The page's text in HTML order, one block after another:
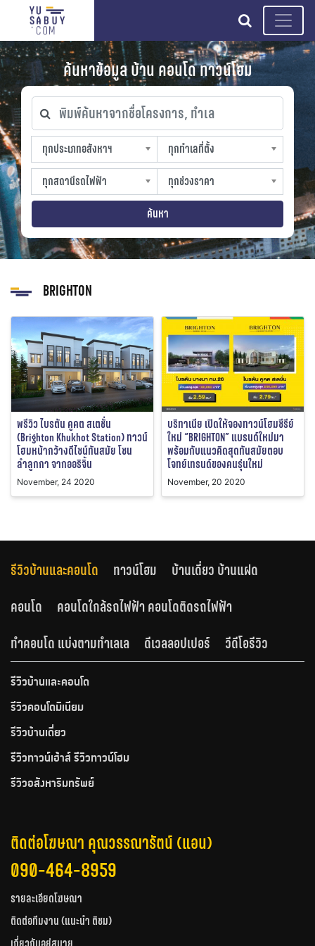
search
ค้นหาข้อมูล บ้าน คอนโด ทาวน์โฮม
พิมพ์ค้นหาจากชื่อโครงการ, ทำเล
ทุกประเภทอสังหาฯ
ทุกประเภทอสังหาฯ
sproperty
ทุกทำเลที่ตั้ง
ทุกทำเลที่ตั้ง
slocation
ทุกสถานีรถไฟฟ้า
ทุกสถานีรถไฟฟ้า
strain-station
ทุกช่วงราคา
ทุกช่วงราคา
sprice
ค้นหา
BRIGHTON
พรีวิว ไบรตัน คูคต สเตชั่น
(Brighton Khukhot Station) ทาวน์
โฮมหน้ากว้างดีไซน์ทันสมัย โซน
ลำลูกกา จากออริจิ้น
November, 24 2020
บริทาเนีย เปิดให้จองทาวน์โฮมซีรีย์
ใหม่ “BRIGHTON” แบรนด์ใหม่มา
พร้อมกับแนวคิดสุดทันสมัยตอบ
โจทย์เทรนด์ของคนรุ่นใหม่
November, 20 2020
รีวิวบ้านและคอนโด ทาวน์โฮม
บ้านเดี่ยว บ้านแฝด
คอนโด
คอนโดใกล้รถไฟฟ้า คอนโดติดรถไฟฟ้า
ทำคอนโด แบ่งตามทำเลเล
ดีเวลลอปเปอร์ วีดีโอรีวิว
รีวิวบ้านและคอนโด
รีวิวคอนโดมิเนียม
รีวิวบ้านเดี่ยว
รีวิวทาวน์เฮ้าส์ รีวิวทาวน์โฮม
รีวิวอสังหาริมทรัพย์
ติดต่อโฆษณา คุณวรรณารัตน์ (แอน)
090-464-8959
รายละเอียดโฆษณา
ติดต่อทีมงาน (แนะนำ ติชม)